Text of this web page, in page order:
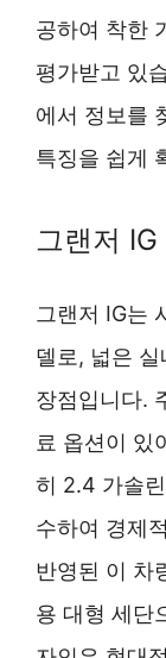
공하여 착한
평가받고 있
에서 정보를
특징을 쉽게
그랜저
그랜저 IG는
델로, 넓은
장점입니다.
료 옵션이 있
히 2.4 가솔
수하여 경제
반영된 이 차
용 대형 세단